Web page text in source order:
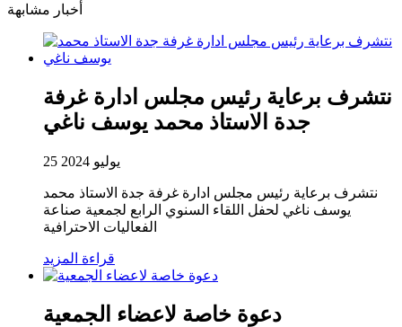
أخبار مشابهة
نتشرف برعاية رئيس مجلس ادارة غرفة
جدة الاستاذ محمد يوسف ناغي
25 يوليو 2024
نتشرف برعاية رئيس مجلس ادارة غرفة جدة الاستاذ محمد
يوسف ناغي لحفل اللقاء السنوي الرابع لجمعية صناعة
الفعاليات الاحترافية
قراءة المزيد
دعوة خاصة لاعضاء الجمعية